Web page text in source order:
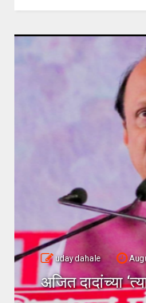
uday dahale
अजित दादांच्या